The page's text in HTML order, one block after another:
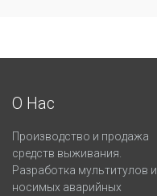
О Нас
Производство и продажа
средств выживания.
Разработка мультитулов и
носимых аварийных